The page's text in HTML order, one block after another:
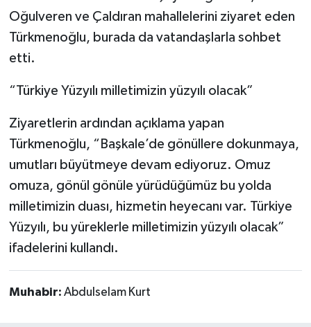
Oğulveren ve Çaldıran mahallelerini ziyaret eden
Türkmenoğlu, burada da vatandaşlarla sohbet
etti.
“Türkiye Yüzyılı milletimizin yüzyılı olacak”
Ziyaretlerin ardından açıklama yapan
Türkmenoğlu, “Başkale’de gönüllere dokunmaya,
umutları büyütmeye devam ediyoruz. Omuz
omuza, gönül gönüle yürüdüğümüz bu yolda
milletimizin duası, hizmetin heyecanı var. Türkiye
Yüzyılı, bu yüreklerle milletimizin yüzyılı olacak”
ifadelerini kullandı.
Muhabir: Abdulselam Kurt